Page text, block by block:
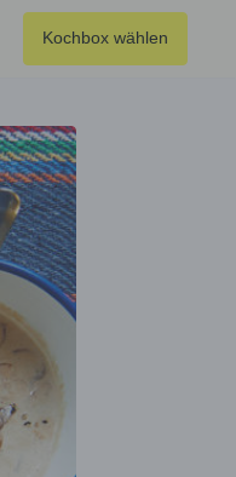
Kochbox wählen